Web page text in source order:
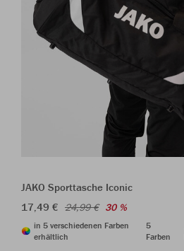
JAKO Sporttasche Iconic
17,49 € 24,99 € 30 %
in 5 verschiedenen Farben
erhältlich
5
Farben